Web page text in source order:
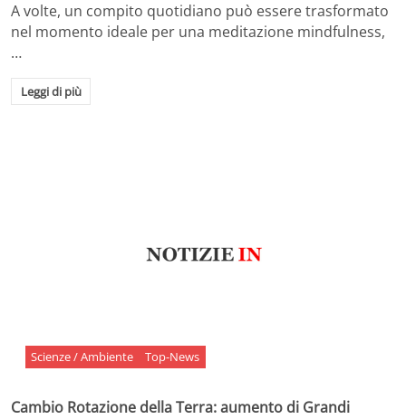
A volte, un compito quotidiano può essere trasformato
nel momento ideale per una meditazione mindfulness,
…
Leggi di più
Scienze / Ambiente Top-News
Cambio Rotazione della Terra: aumento di Grandi